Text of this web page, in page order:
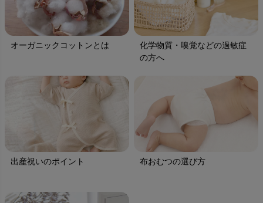
オーガニックコットンとは
化学物質・嗅覚などの過敏症
の方へ
出産祝いのポイント 布おむつの選び方